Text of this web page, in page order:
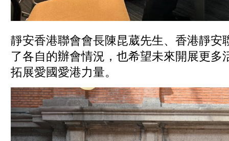
靜安香港聯會會長陳昆葳先生、香港靜安
了各自的辦會情況，也希望未來開展更
拓展愛國愛港力量。